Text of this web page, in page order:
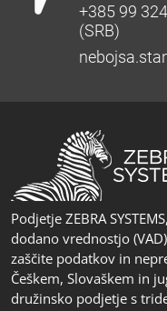
+385 99
(SRB)
Podjetje ZEBRA
dodano vrednostjo
zaščite podatkov in
Češkem, Slovaškem in
družinsko podjetje s